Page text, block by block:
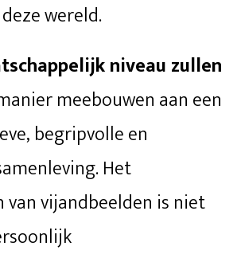
wereld.
niveau zullen
meebouwen aan een
begripvolle en
Het
vijandbeelden is niet